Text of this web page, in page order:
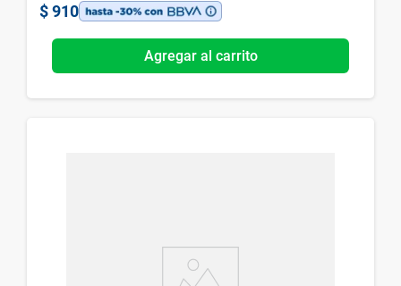
$ 910
Agregar al carrito